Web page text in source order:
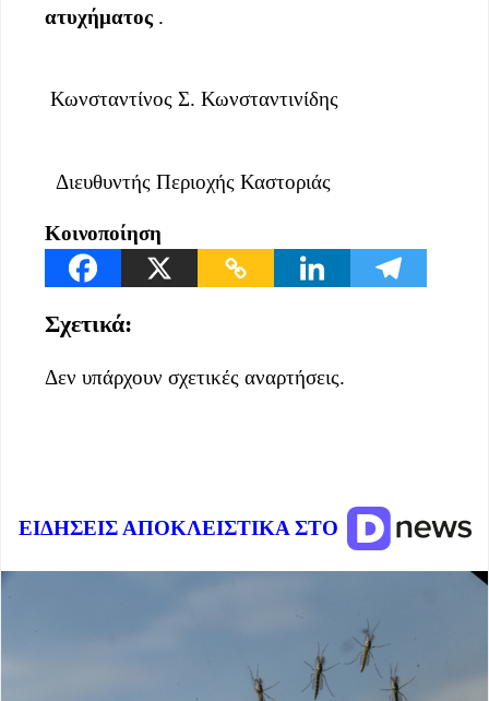
ατυχήματος .
Κωνσταντίνος Σ. Κωνσταντινίδης
Διευθυντής Περιοχής Καστοριάς
Κοινοποίηση
Σχετικά:
Δεν υπάρχουν σχετικές αναρτήσεις.
ΕΙΔΗΣΕΙΣ ΑΠΟΚΛΕΙΣΤΙΚΑ ΣΤΟ